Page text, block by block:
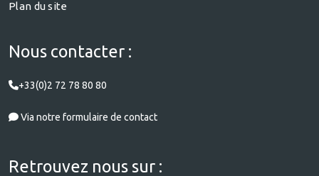
Plan du site
Nous contacter :
+33(0)2 72 78 80 80
Via notre formulaire de contact
Retrouvez nous sur :